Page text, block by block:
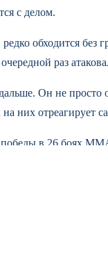
с делом.
обходится без
раз
Он не просто
них отреагирует
в 26 боях